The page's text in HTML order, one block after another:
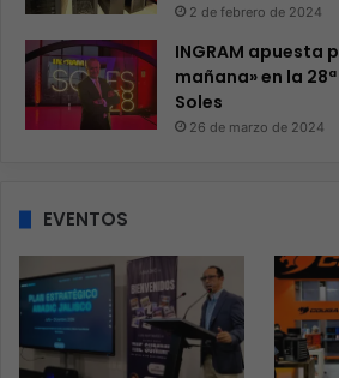
2 de febrero de 2024
INGRAM apuesta
mañana» en la
Soles
26 de marzo de 2024
EVENTOS